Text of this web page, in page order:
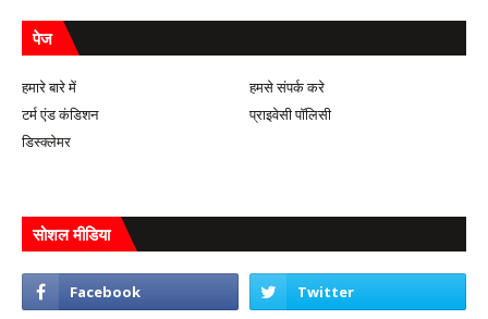
पेज
हमारे बारे में
हमसे संपर्क करे
टर्म एंड कंडिशन
प्राइवेसी पॉलिसी
डिस्क्लेमर
सोशल मीडिया